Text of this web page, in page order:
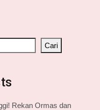
Cari
Rekan Ormas dan